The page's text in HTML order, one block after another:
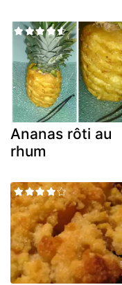
Ananas rôti au
rhum